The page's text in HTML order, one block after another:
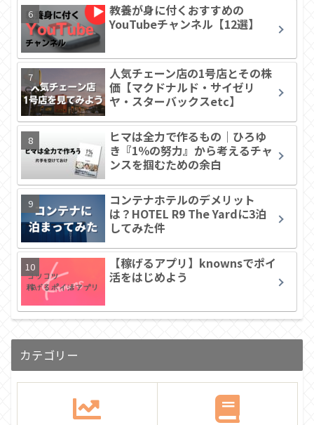
教養が身に付くおすすめの
YouTubeチャンネル【12選】
人気チェーン店の1号店とその株
価【マクドナルド・サイゼリ
ヤ・スターバックスetc】
ヒマは全力で作るもの｜ひろゆ
き『1％の努力』から考えるチャ
ンスを掴むための余白
コンテナホテルのデメリット
は？HOTEL R9 The Yardに3泊
してみた件
【稼げるアプリ】knownsでポイ
活をはじめよう
カテゴリー